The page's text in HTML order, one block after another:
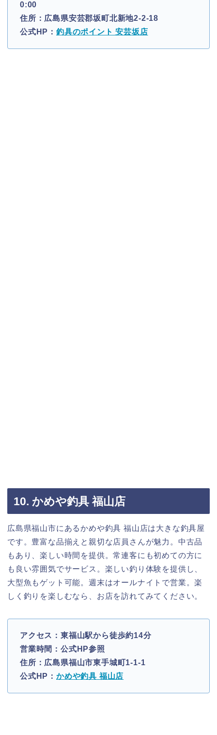
0:00
住所：広島県安芸郡坂町北新地2-2-18
公式HP： 釣具のポイント 安芸坂店
10. かめや釣具 福山店
広島県福山市にあるかめや釣具 福山店は大きな釣具屋
です。豊富な品揃えと親切な店員さんが魅力。中古品
もあり、楽しい時間を提供。常連客にも初めての方に
も良い雰囲気でサービス。楽しい釣り体験を提供し、
大型魚もゲット可能。週末はオールナイトで営業。楽
しく釣りを楽しむなら、お店を訪れてみてください。
アクセス：東福山駅から徒歩約14分
営業時間：公式HP参照
住所：広島県福山市東手城町1-1-1
公式HP： かめや釣具 福山店